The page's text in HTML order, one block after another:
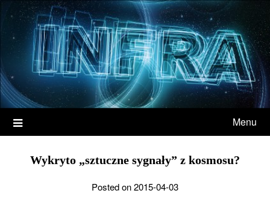
Menu
Wykryto „sztuczne sygnały” z kosmosu?
Posted on 2015-04-03